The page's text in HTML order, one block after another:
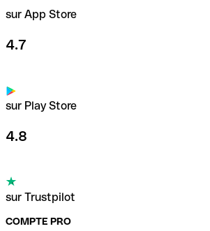
sur App Store
4.7
sur Play Store
4.8
sur Trustpilot
COMPTE PRO